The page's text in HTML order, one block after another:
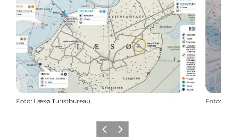
Foto: Læsø Turistbureau Foto:
Vorherige Folie
Nächste Folie